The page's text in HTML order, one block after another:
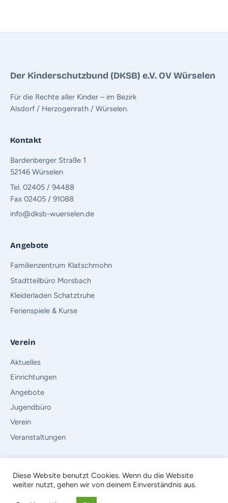
Der Kinderschutzbund (DKSB) e.V. OV Würselen
Für die Rechte aller Kinder – im Bezirk
Alsdorf / Herzogenrath / Würselen.
Kontakt
Bardenberger Straße 1
52146 Würselen
Tel. 02405 / 94488
Fax 02405 / 91088
info@dksb-wuerselen.de
Angebote
Familienzentrum Klatschmohn
Stadtteilbüro Morsbach
Kleiderladen Schatztruhe
Ferienspiele & Kurse
Verein
Aktuelles
Einrichtungen
Angebote
Jugendbüro
Verein
Veranstaltungen
© 2026 Der Kinderschutzbund (DKSB) e.V. · Ortsverband Würselen
Datenschutz·Rechtliche Hinweise
Diese Website benutzt Cookies. Wenn du die Website
weiter nutzt, gehen wir von deinem Einverständnis aus.